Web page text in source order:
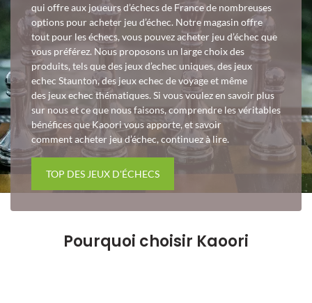
qui offre aux joueurs d’échecs de France de nombreuses
options pour acheter jeu d’échec. Notre magasin offre
tout pour les échecs, vous pouvez acheter jeu d’échec que
vous préférez. Nous proposons un large choix des
produits, tels que des jeux d’echec uniques, des jeux
echec Staunton, des jeux echec de voyage et même
des jeux echec thématiques. Si vous voulez en savoir plus
sur nous et ce que nous faisons, comprendre les véritables
bénéfices que Kaoori vous apporte, et savoir
comment acheter jeu d’échec, continuez à lire.
TOP DES JEUX D'ÉCHECS
Pourquoi choisir Kaoori